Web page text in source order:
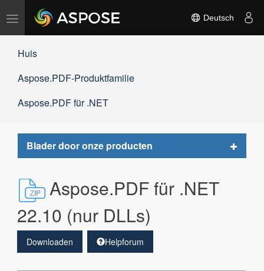
Navigation
umschalten
Deutsch
Huis
Aspose.PDF-Produktfamilie
Aspose.PDF für .NET
Blader door onze producten
Toggle
Aspose.PDF für .NET
22.10 (nur DLLs)
Downloaden Helpforum